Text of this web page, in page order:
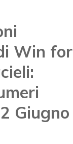
Win for
Giugno